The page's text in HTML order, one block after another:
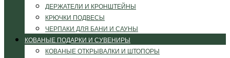
ДЕРЖАТЕЛИ И КРОНШТЕЙНЫ
КРЮЧКИ ПОДВЕСЫ
ЧЕРПАКИ ДЛЯ БАНИ И САУНЫ
КОВАНЫЕ ПОДАРКИ И СУВЕНИРЫ
КОВАНЫЕ ОТКРЫВАЛКИ И ШТОПОРЫ